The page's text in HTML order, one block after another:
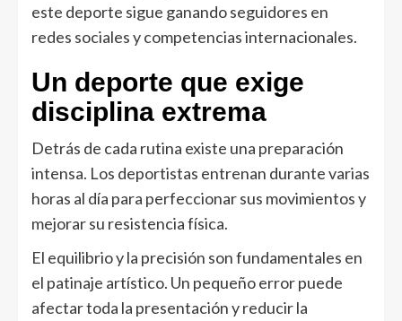
este deporte sigue ganando seguidores en
redes sociales y competencias internacionales.
Un deporte que exige
disciplina extrema
Detrás de cada rutina existe una preparación
intensa. Los deportistas entrenan durante varias
horas al día para perfeccionar sus movimientos y
mejorar su resistencia física.
El equilibrio y la precisión son fundamentales en
el patinaje artístico. Un pequeño error puede
afectar toda la presentación y reducir la